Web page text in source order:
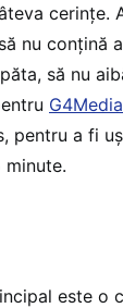
cerințe.
nu conțină
să nu
pentru a fi
minute.
este o